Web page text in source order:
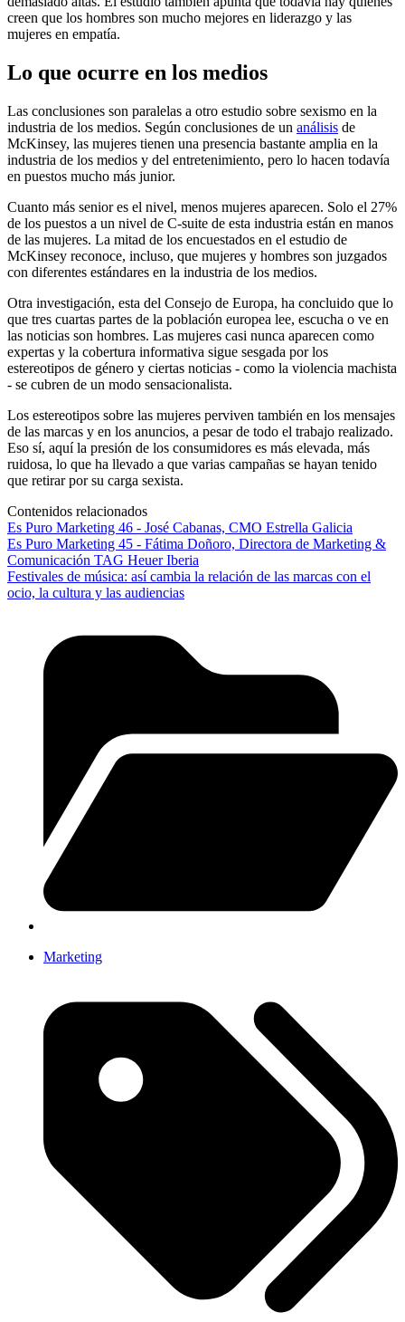
creen que los hombres son mucho mejores en liderazgo y las
mujeres en empatía.
Lo que ocurre en los medios
Las conclusiones son paralelas a otro estudio sobre sexismo en la
industria de los medios. Según conclusiones de un análisis de
McKinsey, las mujeres tienen una presencia bastante amplia en la
industria de los medios y del entretenimiento, pero lo hacen todavía
en puestos mucho más junior.
Cuanto más senior es el nivel, menos mujeres aparecen. Solo el 27%
de los puestos a un nivel de C-suite de esta industria están en manos
de las mujeres. La mitad de los encuestados en el estudio de
McKinsey reconoce, incluso, que mujeres y hombres son juzgados
con diferentes estándares en la industria de los medios.
Otra investigación, esta del Consejo de Europa, ha concluido que lo
que tres cuartas partes de la población europea lee, escucha o ve en
las noticias son hombres. Las mujeres casi nunca aparecen como
expertas y la cobertura informativa sigue sesgada por los
estereotipos de género y ciertas noticias - como la violencia machista
- se cubren de un modo sensacionalista.
Los estereotipos sobre las mujeres perviven también en los mensajes
de las marcas y en los anuncios, a pesar de todo el trabajo realizado.
Eso sí, aquí la presión de los consumidores es más elevada, más
ruidosa, lo que ha llevado a que varias campañas se hayan tenido
que retirar por su carga sexista.
Contenidos relacionados
Es Puro Marketing 46 - José Cabanas, CMO Estrella Galicia
Es Puro Marketing 45 - Fátima Doñoro, Directora de Marketing &
Comunicación TAG Heuer Iberia
Festivales de música: así cambia la relación de las marcas con el
ocio, la cultura y las audiencias
Marketing